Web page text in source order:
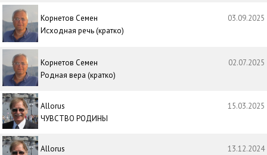
Корнетов Семен
03.09.2025
Исходная речь (кратко)
Корнетов Семен
02.07.2025
Родная вера (кратко)
Allorus
15.03.2025
ЧУВСТВО РОДИНЫ
Allorus
13.12.2024